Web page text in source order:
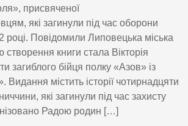
присвяченої
які загинули під час оборони
році. Повідомили Липовецька міська
створення книги стала Вікторія
загиблого бійця полку «Азов» із
містить історії чотирнадцяти
які загинули під час захисту
Радою родин […]